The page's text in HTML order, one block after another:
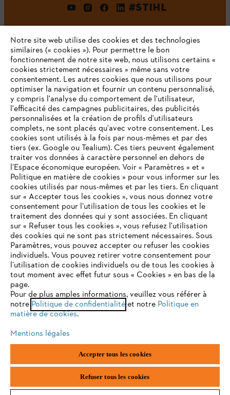
#STIHL
L'Entreprise
STIHL FAQ
Contact
Politique de protection des données
Mentions légales Utilisation des cookies
Informations juridiques
België/Belgique
VAT Number: BE 0427.714.768
VOTRE NAVIGATEUR INTERNET
N'EST PLUS PRIS EN CHARGE
Vous utilisez un navigateur Internet que nous ne prenons plus
en charge, et certaines fonctionnalités de notre site ne
peuvent fonctionner correctement. Pour une utilisation
optimale de notre site, nous vous recommandons de passer à
l'un des navigateurs suivants :
firefox chrome
edge
Notre site web utilise des cookies et des technologies
similaires (« cookies »). Pour permettre le bon
fonctionnement de notre site web, nous utilisons certains «
cookies strictement nécessaires » même sans votre
consentement. Les autres cookies que nous utilisons pour
optimiser la navigation et fournir un contenu personnalisé,
y compris l'analyse du comportement de l'utilisateur,
l'efficacité des campagnes publicitaires, des publicités
personnalisées et la création de profils d'utilisateurs
complets, ne sont placés qu'avec votre consentement. Les
cookies sont utilisés à la fois par nous-mêmes et par des
tiers (ex. Google ou Tealium). Ces tiers peuvent également
traiter vos données à caractère personnel en dehors de
l’Espace économique européen. Voir « Paramètres » et «
Politique en matière de cookies » pour vous informer sur les
cookies utilisés par nous-mêmes et par les tiers. En cliquant
sur « Accepter tous les cookies », vous nous donnez votre
consentement pour l’utilisation de tous les cookies et le
traitement des données qui y sont associées. En cliquant
sur « Refuser tous les cookies », vous refusez l'utilisation
des cookies qui ne sont pas strictement nécessaires. Sous
Paramètres, vous pouvez accepter ou refuser les cookies
individuels. Vous pouvez retirer votre consentement pour
l’utilisation de cookies individuels ou de tous les cookies à
tout moment avec effet futur sous « Cookies » en bas de la
page.
Pour de plus amples informations, veuillez vous référer à
notre Politique de confidentialitéet notre Politique en
matière de cookies.
Mentions légales
Accepter tous les cookies
Refuser tous les cookies